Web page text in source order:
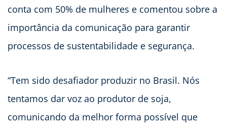
conta com 50% de mulheres e comentou sobre a
importância da comunicação para garantir
processos de sustentabilidade e segurança.
“Tem sido desafiador produzir no Brasil. Nós
tentamos dar voz ao produtor de soja,
comunicando da melhor forma possível que